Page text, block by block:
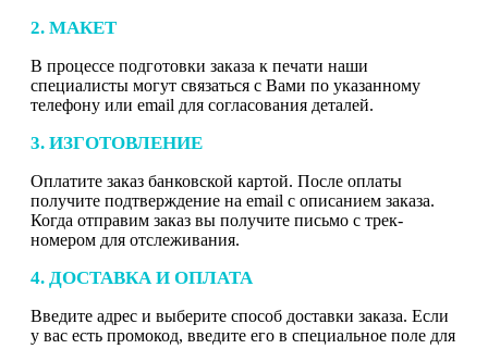
2. МАКЕТ
В процессе подготовки заказа к печати наши
специалисты могут связаться с Вами по указанному
телефону или email для согласования деталей.
3. ИЗГОТОВЛЕНИЕ
Оплатите заказ банковской картой. После оплаты
получите подтверждение на email с описанием заказа.
Когда отправим заказ вы получите письмо с трек-
номером для отслеживания.
4. ДОСТАВКА И ОПЛАТА
Введите адрес и выберите способ доставки заказа. Если
у вас есть промокод, введите его в специальное поле для